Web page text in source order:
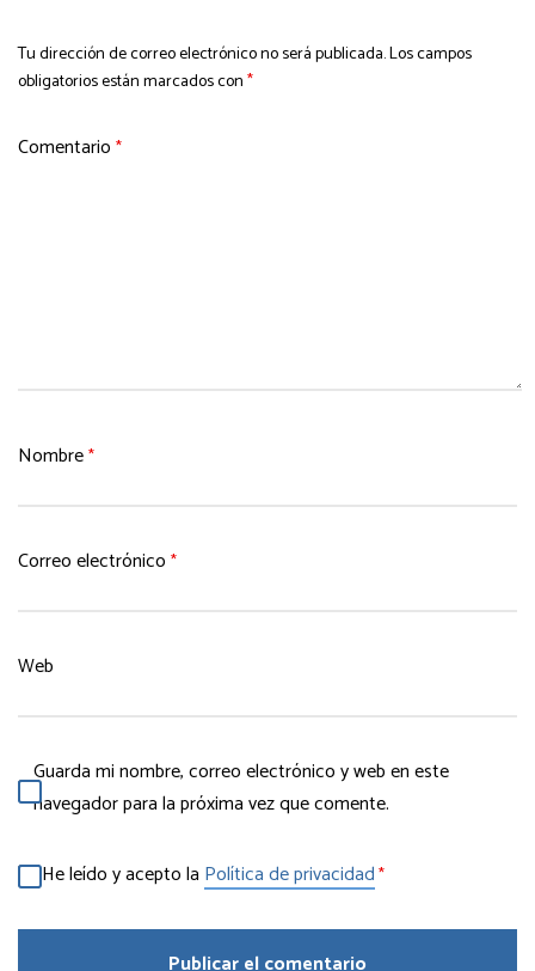
Tu dirección de correo electrónico no será publicada.Los campos
obligatorios están marcados con*
Comentario *
Nombre*
Correo electrónico *
Web
Guarda mi nombre, correo electrónico y web en este
navegador para la próxima vez que comente.
He leído y acepto la Política de privacidad*